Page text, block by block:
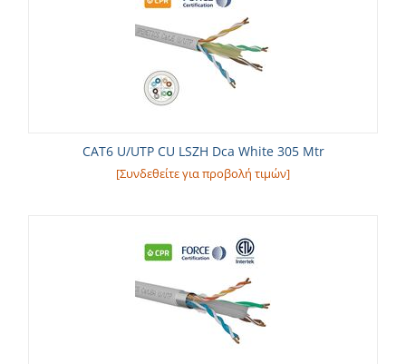
CAT6 U/UTP CU LSZH Dca White 305 Mtr
[Συνδεθείτε για προβολή τιμών]